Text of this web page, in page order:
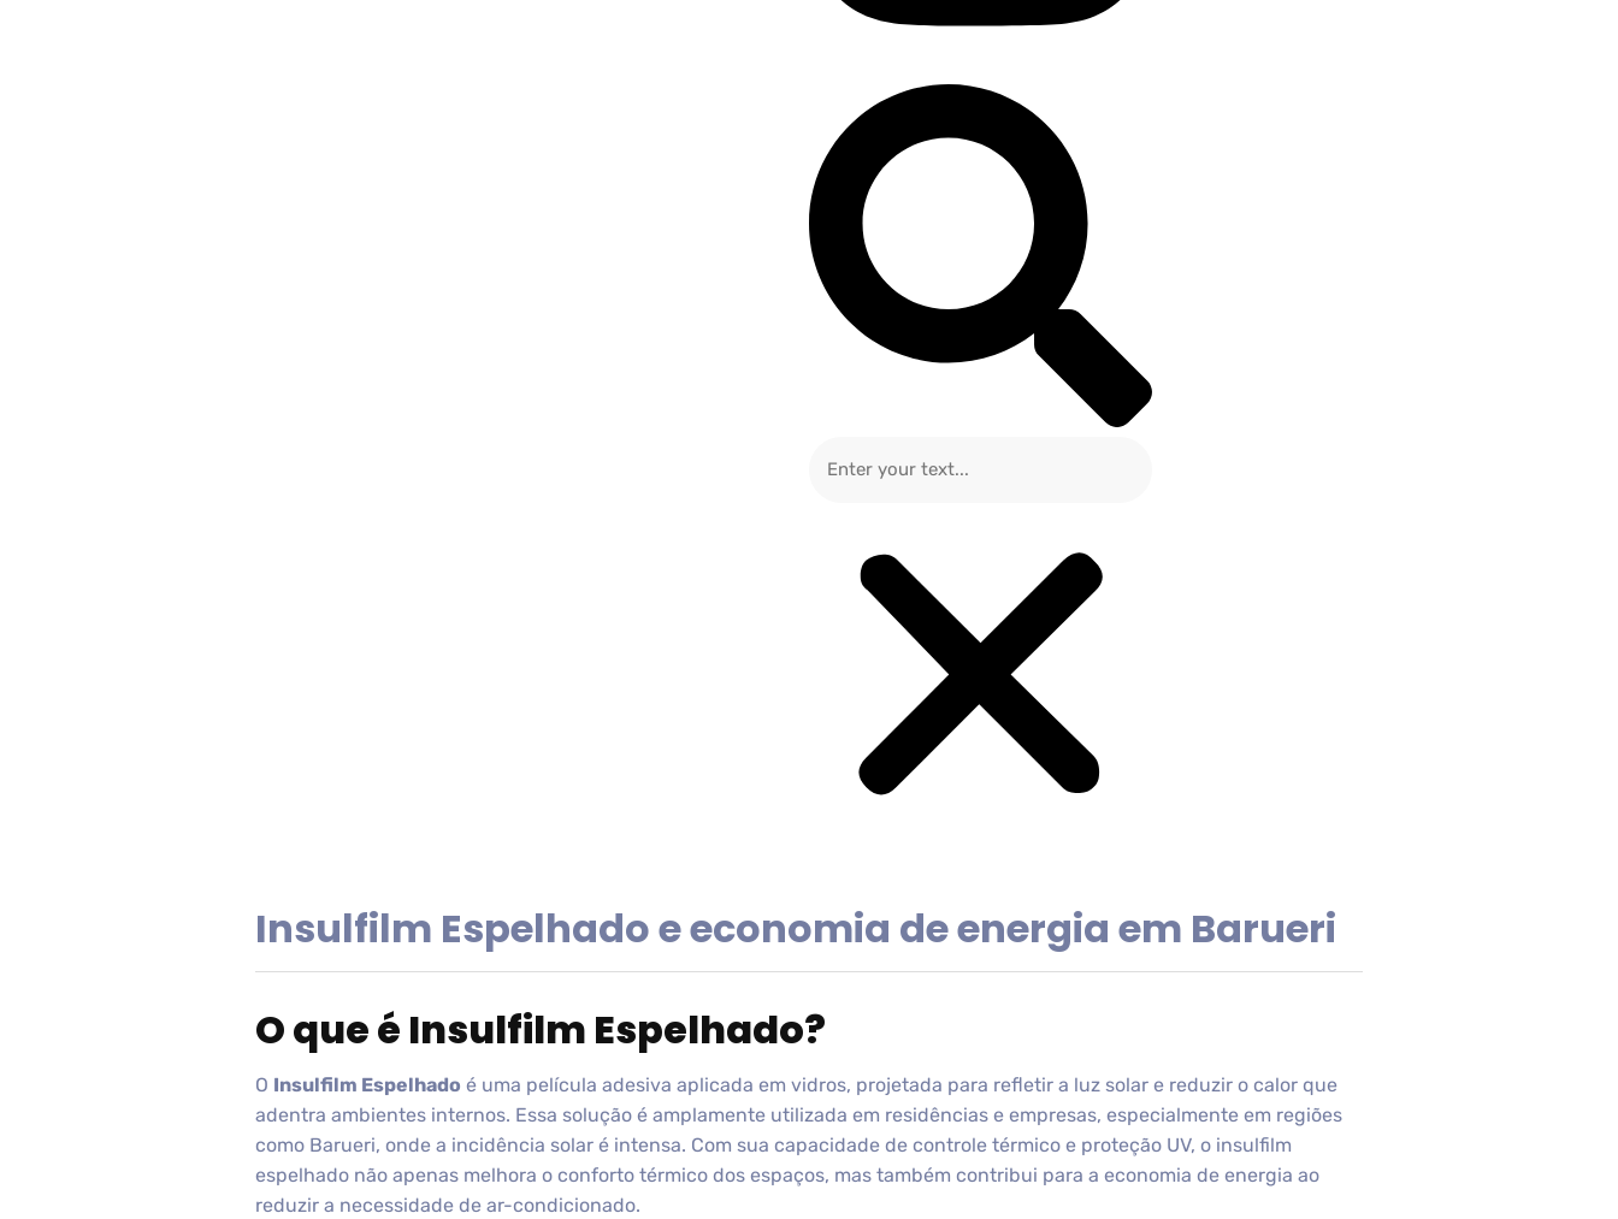
Insulfilm Espelhado e economia de energia em Barueri
O que é Insulfilm Espelhado?
O Insulfilm Espelhado é uma película adesiva aplicada em vidros, projetada para refletir a luz solar e reduzir o calor que
adentra ambientes internos. Essa solução é amplamente utilizada em residências e empresas, especialmente em regiões
como Barueri, onde a incidência solar é intensa. Com sua capacidade de controle térmico e proteção UV, o insulfilm
espelhado não apenas melhora o conforto térmico dos espaços, mas também contribui para a economia de energia ao
reduzir a necessidade de ar-condicionado.